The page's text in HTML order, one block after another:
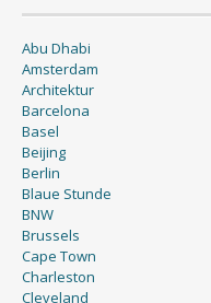
Abu Dhabi
Amsterdam
Architektur
Barcelona
Basel
Beijing
Berlin
Blaue Stunde
BNW
Brussels
Cape Town
Charleston
Cleveland